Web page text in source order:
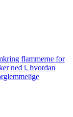
flammerne for
ned i, hvordan